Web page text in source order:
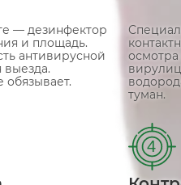
— дезинфектор
и площадь.
антивирусной
выезда.
обязывает.
туман.
4